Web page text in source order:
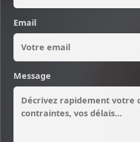
Email
Message